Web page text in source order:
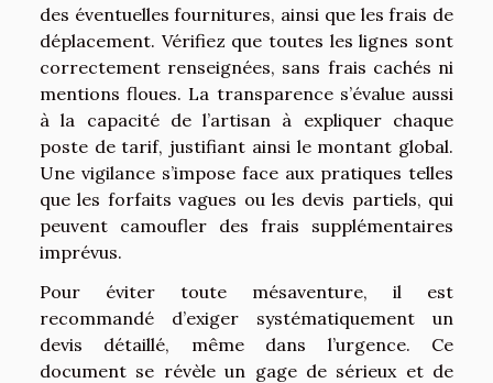
des éventuelles fournitures, ainsi que les frais de
déplacement. Vérifiez que toutes les lignes sont
correctement renseignées, sans frais cachés ni
mentions floues. La transparence s’évalue aussi
à la capacité de l’artisan à expliquer chaque
poste de tarif, justifiant ainsi le montant global.
Une vigilance s’impose face aux pratiques telles
que les forfaits vagues ou les devis partiels, qui
peuvent camoufler des frais supplémentaires
imprévus.
Pour éviter toute mésaventure, il est
recommandé d’exiger systématiquement un
devis détaillé, même dans l’urgence. Ce
document se révèle un gage de sérieux et de